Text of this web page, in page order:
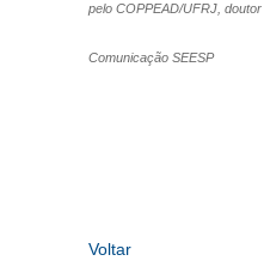
pelo COPPEAD/UFRJ,
Comunicação SEESP
Voltar